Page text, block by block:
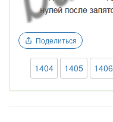
Поделиться
1404 1405 1406